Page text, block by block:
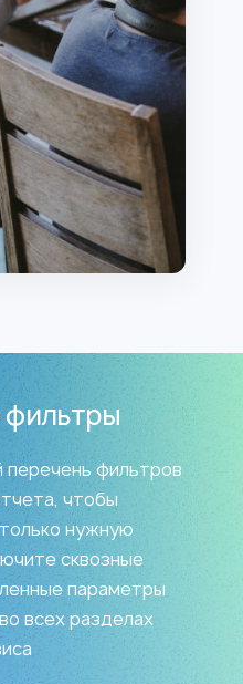
перечень фильтров
чтобы
нужную
сквозные
параметры
всех разделах